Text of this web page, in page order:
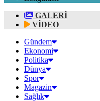
GALERİ
VİDEO
Gündem
Ekonomi
Politika
Dünya
Spor
Magazin
Sağlık